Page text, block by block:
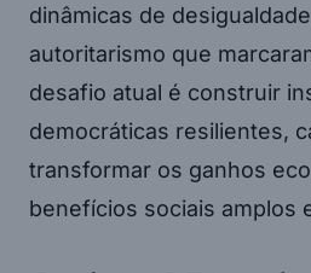
dinâmicas de
autoritarismo que
desafio atual é construir
democráticas resilientes,
transformar os ganhos
benefícios sociais amplos